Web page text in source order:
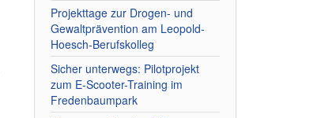
Projekttage zur Drogen- und
Gewaltprävention am Leopold-
Hoesch-Berufskolleg
Sicher unterwegs: Pilotprojekt
zum E-Scooter-Training im
Fredenbaumpark